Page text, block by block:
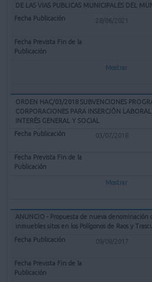
DE LAS VIAS PUBLICAS MUNICIPALES DEL
28/06/2021
Mostrar
ORDEN HAC/03/2018 SUBVENCIONES
CORPORACIONES PARA INSERCIÓN
INTERÉS GENERAL Y SOCIAL
03/07/2018
Mostrar
ANUNCIO - Propuesta de nueva denominación
inmuebles sitos en los Polígonos de Raos y
09/08/2017